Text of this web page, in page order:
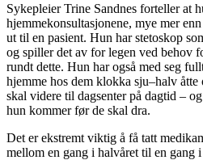
Sykepleier Trine Sandnes forteller at
hjemmekonsultasjonene, mye mer
ut til en pasient. Hun har stetoskop
og spiller det av for legen ved behov
rundt dette. Hun har også med seg
hjemme hos dem klokka sju–halv
skal videre til dagsenter på dagtid –
hun kommer før de skal dra.
Det er ekstremt viktig å få tatt
mellom en gang i halvåret til en gang